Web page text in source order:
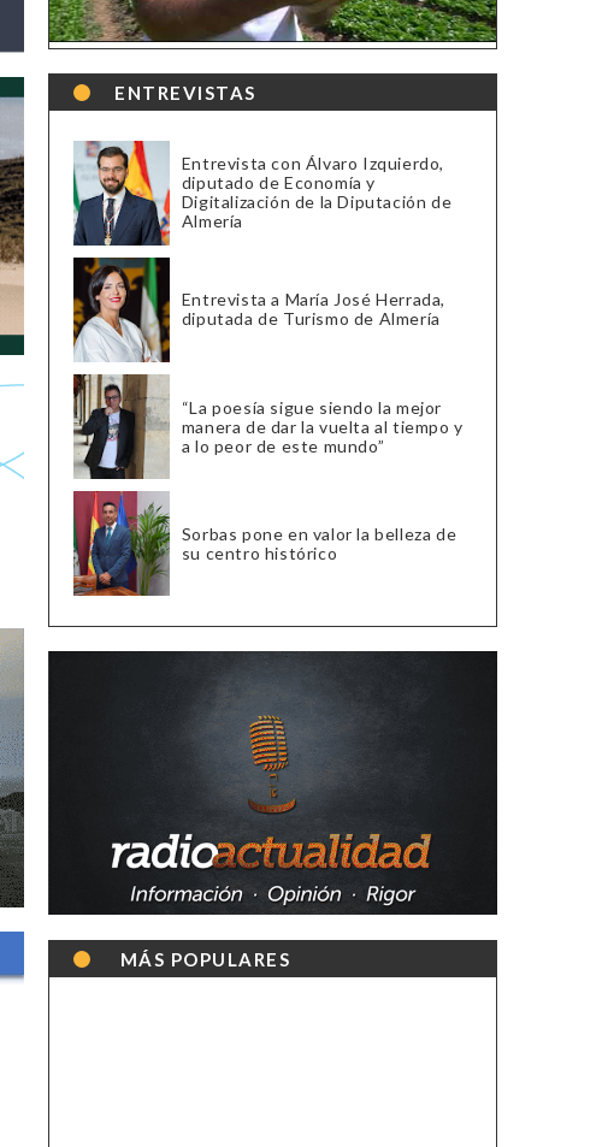
ENTREVISTAS
Entrevista con Álvaro Izquierdo,
diputado de Economía y
Digitalización de la Diputación de
Almería
Entrevista a María José Herrada,
diputada de Turismo de Almería
“La poesía sigue siendo la mejor
manera de dar la vuelta al tiempo y
a lo peor de este mundo”
Sorbas pone en valor la belleza de
su centro histórico
MÁS POPULARES